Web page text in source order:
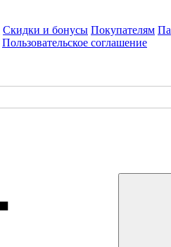
Скидки и бонусы Покупателям
Пользовательское соглашение